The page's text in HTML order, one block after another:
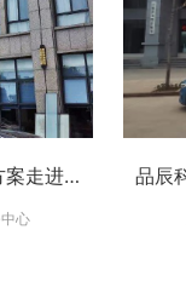
品辰科技智慧大厅整体解决方案走进赣州市石城县市民服务中心-规范现场秩序-提升办事效率
心